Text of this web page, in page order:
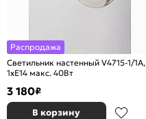
Распродажа
Светильник настенный V4715-1/1A,
1xE14 макс. 40Вт
3 180₽
В корзину